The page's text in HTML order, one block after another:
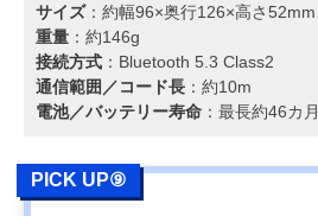
サイズ：約幅96×奥行126×高さ52mm
重量 ：約146g
接続方式 ：Bluetooth 5.3 Class2
通信範囲／コード長 ：約10m
電池／バッテリー寿命 ：最長約46カ月
PICK UP⑨